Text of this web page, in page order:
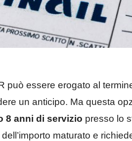
può essere erogato al
un anticipo. Ma questa
8 anni di servizio presso lo
maturato e